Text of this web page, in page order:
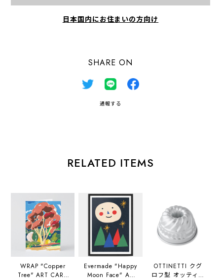
日本国内にお住まいの方向け
SHARE ON
通報する
RELATED ITEMS
WRAP "Copper
Tree" ART CARD
Evermade "Happy
Moon Face" A3
OTTINETTI クグ
ロフ型 オッティネ